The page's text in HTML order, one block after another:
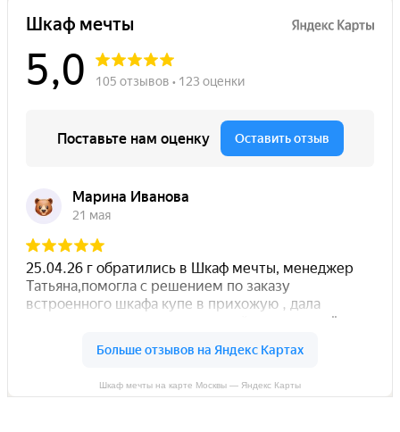
Шкаф мечты на карте Москвы — Яндекс Карты